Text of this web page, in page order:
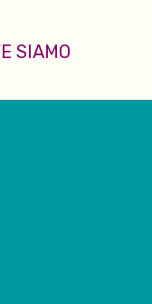
SIAMO